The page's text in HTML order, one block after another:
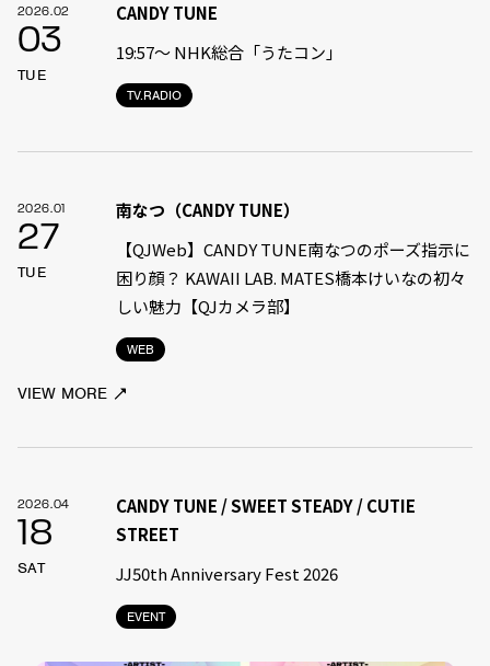
2026.02
03
TUE
TV.RADIO
CANDY TUNE
19:57〜 NHK総合「うたコン」
2026.01
27
TUE
WEB
南なつ（CANDY TUNE）
【QJWeb】CANDY TUNE南なつのポーズ指示に
困り顔？ KAWAII LAB. MATES橋本けいなの初々
しい魅力【QJカメラ部】
VIEW MORE
2026.04
18
SAT
EVENT
CANDY TUNE / SWEET STEADY / CUTIE
STREET
JJ50th Anniversary Fest 2026